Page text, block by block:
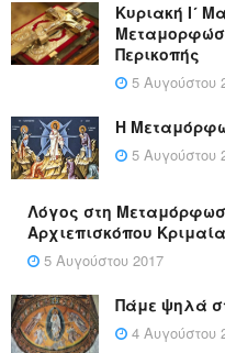
Κυριακή Ι´
Περικοπής
5 Αυγούστου
Η
5 Αυγούστου
Λόγος στη
Αρχιεπισκόπου
5 Αυγούστου 2017
Πάμε ψηλά
4 Αυγούστου